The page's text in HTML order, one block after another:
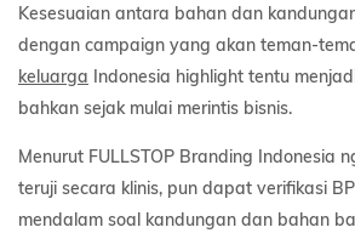
Kesesuaian antara bahan dan
dengan campaign yang akan teman-
keluarga Indonesia highlight tentu
bahkan sejak mulai merintis bisnis.
Menurut FULLSTOP Branding Indonesia
teruji secara klinis, pun dapat verifikasi
mendalam soal kandungan dan bahan